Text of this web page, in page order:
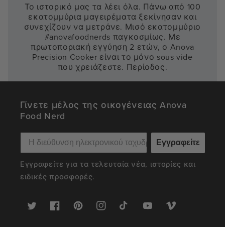
Το ιστορικό μας τα λέει όλα. Πάνω από 100
εκατομμύρια μαγειρέματα ξεκίνησαν και
συνεχίζουν να μετράνε. Μισό εκατομμύριο
#anovafoodnerds παγκοσμίως. Με
πρωτοποριακή εγγύηση 2 ετών, ο Anova
Precision Cooker είναι το μόνο sous vide
που χρειάζεστε. Περίοδος.
Γίνετε μέλος της οικογένειας Anova
Food Nerd
Εγγραφείτε
Εγγραφείτε για τα τελευταία νέα, ιστορίες και
ειδικές προσφορές.
Twitter FacebookPinterestInstagramTikTok YouTubeVimeo